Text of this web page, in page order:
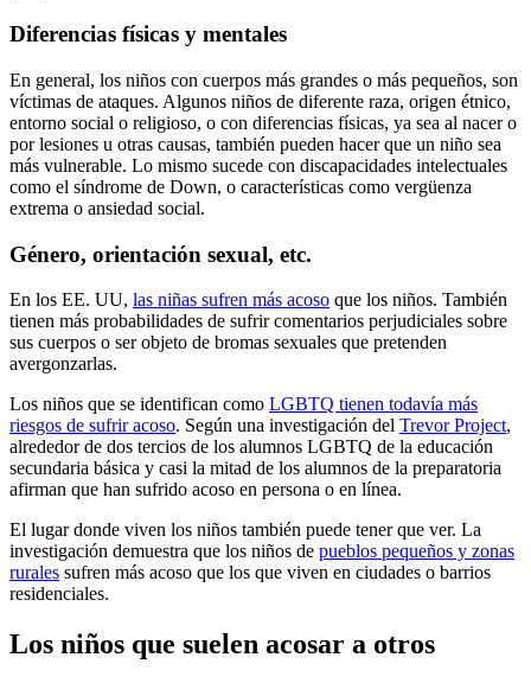
Diferencias físicas y mentales
En general, los niños con cuerpos más grandes o más pequeños, son
víctimas de ataques. Algunos niños de diferente raza, origen étnico,
entorno social o religioso, o con diferencias físicas, ya sea al nacer o
por lesiones u otras causas, también pueden hacer que un niño sea
más vulnerable. Lo mismo sucede con discapacidades intelectuales
como el síndrome de Down, o características como vergüenza
extrema o ansiedad social.
Género, orientación sexual, etc.
En los EE. UU, las niñas sufren más acoso que los niños. También
tienen más probabilidades de sufrir comentarios perjudiciales sobre
sus cuerpos o ser objeto de bromas sexuales que pretenden
avergonzarlas.
Los niños que se identifican como LGBTQ tienen todavía más
riesgos de sufrir acoso. Según una investigación del Trevor Project,
alrededor de dos tercios de los alumnos LGBTQ de la educación
secundaria básica y casi la mitad de los alumnos de la preparatoria
afirman que han sufrido acoso en persona o en línea.
El lugar donde viven los niños también puede tener que ver. La
investigación demuestra que los niños de pueblos pequeños y zonas
rurales sufren más acoso que los que viven en ciudades o barrios
residenciales.
Los niños que suelen acosar a otros